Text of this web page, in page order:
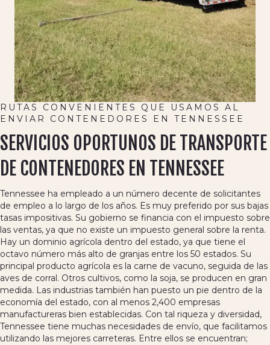
RUTAS CONVENIENTES QUE USAMOS AL
ENVIAR CONTENEDORES EN TENNESSEE
SERVICIOS OPORTUNOS DE TRANSPORTE
DE CONTENEDORES EN TENNESSEE
Tennessee ha empleado a un número decente de solicitantes
de empleo a lo largo de los años. Es muy preferido por sus bajas
tasas impositivas. Su gobierno se financia con el impuesto sobre
las ventas, ya que no existe un impuesto general sobre la renta.
Hay un dominio agrícola dentro del estado, ya que tiene el
octavo número más alto de granjas entre los 50 estados. Su
principal producto agrícola es la carne de vacuno, seguida de las
aves de corral. Otros cultivos, como la soja, se producen en gran
medida. Las industrias también han puesto un pie dentro de la
economía del estado, con al menos 2,400 empresas
manufactureras bien establecidas. Con tal riqueza y diversidad,
Tennessee tiene muchas necesidades de envío, que facilitamos
utilizando las mejores carreteras. Entre ellos se encuentran;